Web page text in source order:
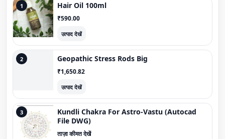
1 Hair Oil 100ml
₹590.00
उत्पाद देखें
2 Geopathic Stress Rods Big
₹1,650.82
उत्पाद देखें
3
Kundli Chakra For Astro-Vastu (Autocad
File DWG)
ताज़ा कीमत देखें